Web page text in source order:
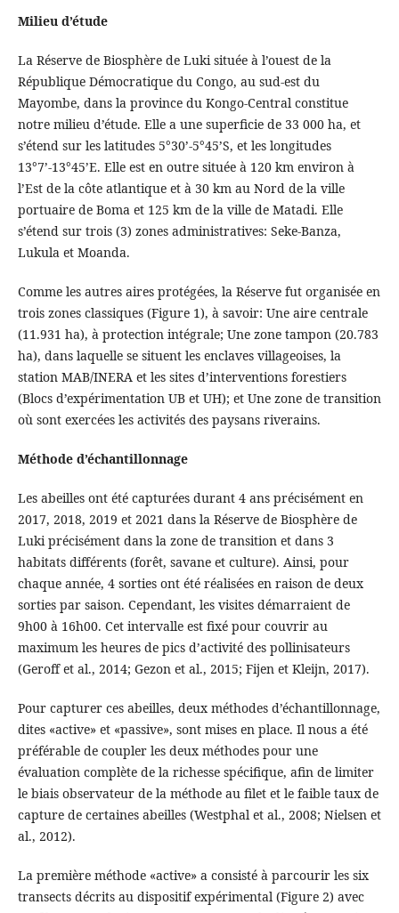
Milieu d’étude
La Réserve de Biosphère de Luki située à l’ouest de la
République Démocratique du Congo, au sud-est du
Mayombe, dans la province du Kongo-Central constitue
notre milieu d’étude. Elle a une superficie de 33 000 ha, et
s’étend sur les latitudes 5°30’-5°45’S, et les longitudes
13°7’-13°45’E. Elle est en outre située à 120 km environ à
l’Est de la côte atlantique et à 30 km au Nord de la ville
portuaire de Boma et 125 km de la ville de Matadi. Elle
s’étend sur trois (3) zones administratives: Seke-Banza,
Lukula et Moanda.
Comme les autres aires protégées, la Réserve fut organisée en
trois zones classiques (Figure 1), à savoir: Une aire centrale
(11.931 ha), à protection intégrale; Une zone tampon (20.783
ha), dans laquelle se situent les enclaves villageoises, la
station MAB/INERA et les sites d’interventions forestiers
(Blocs d’expérimentation UB et UH); et Une zone de transition
où sont exercées les activités des paysans riverains.
Méthode d’échantillonnage
Les abeilles ont été capturées durant 4 ans précisément en
2017, 2018, 2019 et 2021 dans la Réserve de Biosphère de
Luki précisément dans la zone de transition et dans 3
habitats différents (forêt, savane et culture). Ainsi, pour
chaque année, 4 sorties ont été réalisées en raison de deux
sorties par saison. Cependant, les visites démarraient de
9h00 à 16h00. Cet intervalle est fixé pour couvrir au
maximum les heures de pics d’activité des pollinisateurs
(Geroff et al., 2014; Gezon et al., 2015; Fijen et Kleijn, 2017).
Pour capturer ces abeilles, deux méthodes d’échantillonnage,
dites «active» et «passive», sont mises en place. Il nous a été
préférable de coupler les deux méthodes pour une
évaluation complète de la richesse spécifique, afin de limiter
le biais observateur de la méthode au filet et le faible taux de
capture de certaines abeilles (Westphal et al., 2008; Nielsen et
al., 2012).
La première méthode «active» a consisté à parcourir les six
transects décrits au dispositif expérimental (Figure 2) avec